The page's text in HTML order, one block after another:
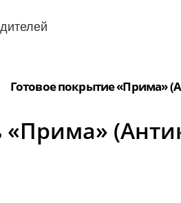
Готовое покрытие «Прима»
«Прима»